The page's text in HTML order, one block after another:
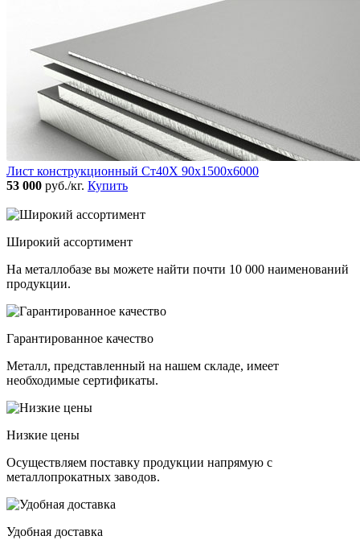
Лист конструкционный Ст40Х 90х1500х6000
53 000 руб./кг. Купить
Широкий ассортимент
На металлобазе вы можете найти почти 10 000 наименований
продукции.
Гарантированное качество
Металл, представленный на нашем складе, имеет
необходимые сертификаты.
Низкие цены
Осуществляем поставку продукции напрямую с
металлопрокатных заводов.
Удобная доставка